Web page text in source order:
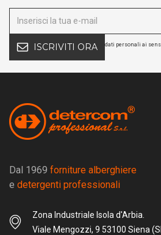
ISCRIVITI ORA dati personali ai
Dal 1969 forniture alberghiere
e detergenti professionali
Zona Industriale Isola d'Arbia.
Viale Mengozzi, 9 53100 Siena